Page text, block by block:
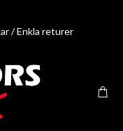
/ Enkla returer